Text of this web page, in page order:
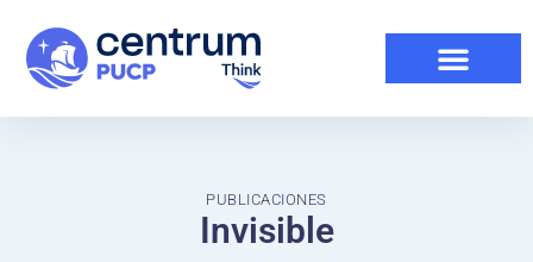
PUBLICACIONES
Invisible